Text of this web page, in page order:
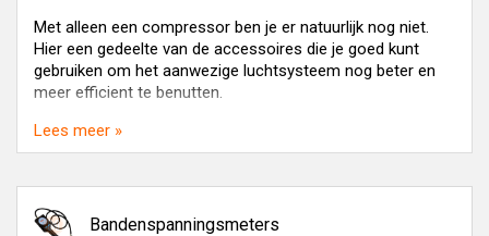
Met alleen een compressor ben je er natuurlijk nog niet.
Hier een gedeelte van de accessoires die je goed kunt
gebruiken om het aanwezige luchtsysteem nog beter en
meer efficient te benutten.
Lees meer »
Bandenspanningsmeters